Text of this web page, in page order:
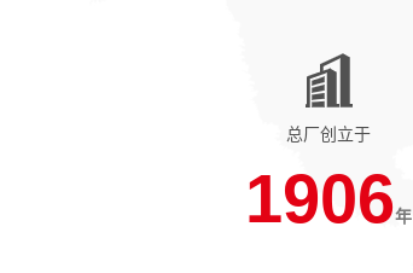
总厂创立于
1906年